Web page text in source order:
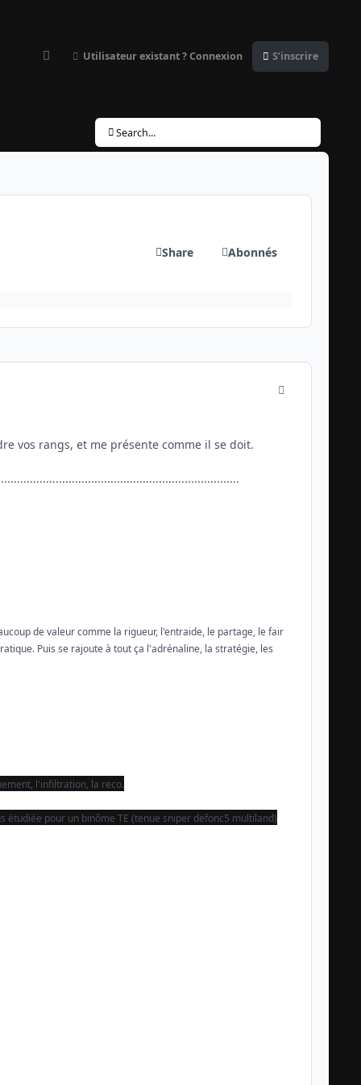
CustomizerUtilisateur existant ? Connexion S’inscrire
Search...
Share Abonnés
comment_1403
vos rangs, et me présente comme il se doit.
de valeur comme la rigueur, l'entraide, le partage, le fair
Puis se rajoute à tout ça l'adrénaline, la stratégie, les
l'infiltration, la reco.
pour un binôme TE (tenue sniper defonc5 multiland)